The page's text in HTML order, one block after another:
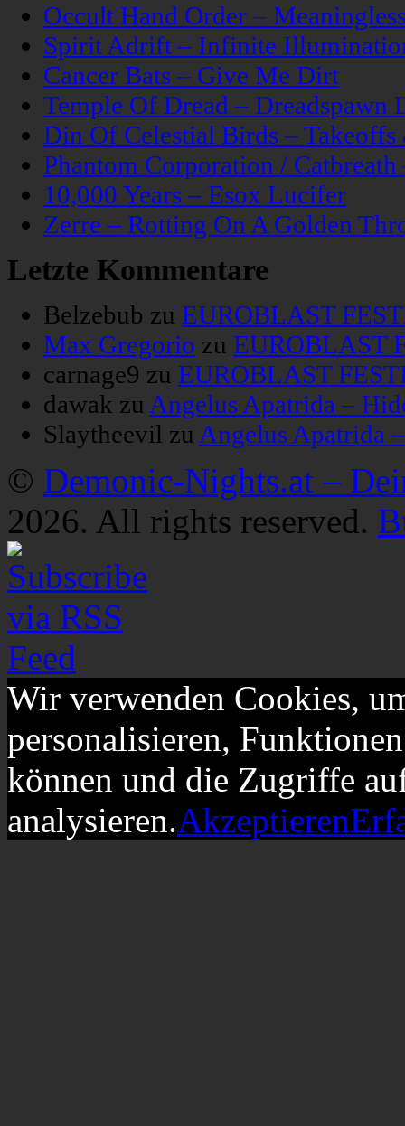
Occult Hand Order –
Spirit Adrift – Infinite
Cancer Bats – Give Me Dirt
Temple Of Dread – Dreadspawn
Din Of Celestial Birds –
Phantom Corporation /
10,000 Years – Esox Lucifer
Zerre – Rotting On A Golden
Letzte Kommentare
Belzebub zu EUROBLAST
Max Gregorio zu EUROBLAST
carnage9 zu EUROBLAST
dawak zu Angelus Apatrida –
Slaytheevil zu Angelus Apatrida
© Demonic-Nights.at –
2026. All rights reserved.
Wir verwenden Cookies,
personalisieren,
können und die Zugriffe
analysieren.Akzeptieren